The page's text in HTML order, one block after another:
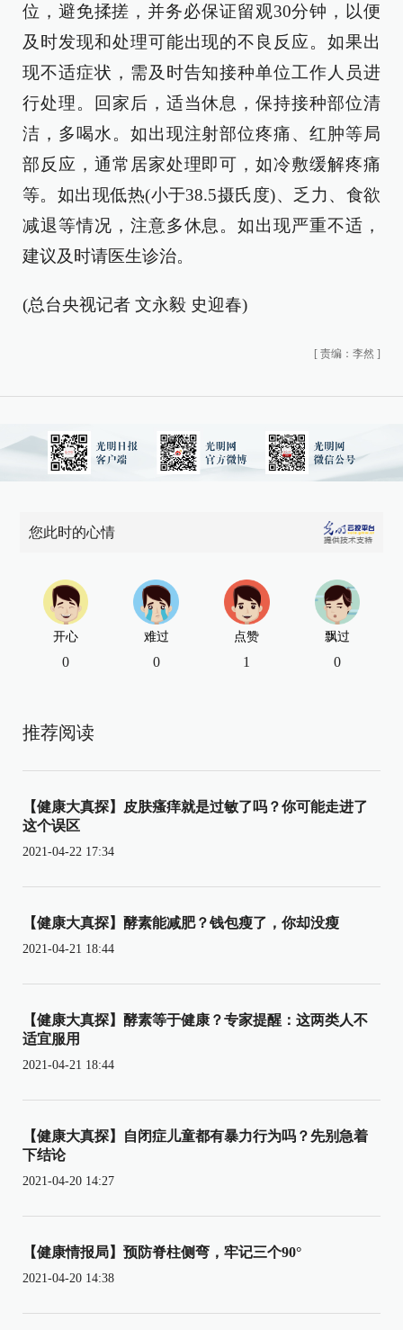
位，避免揉搓，并务必保证留观30分钟，以便
及时发现和处理可能出现的不良反应。如果出
现不适症状，需及时告知接种单位工作人员进
行处理。回家后，适当休息，保持接种部位清
洁，多喝水。如出现注射部位疼痛、红肿等局
部反应，通常居家处理即可，如冷敷缓解疼痛
等。如出现低热(小于38.5摄氏度)、乏力、食欲
减退等情况，注意多休息。如出现严重不适，
建议及时请医生诊治。
(总台央视记者 文永毅 史迎春)
[ 责编：李然 ]
您此时的心情
开心
0
难过
0
点赞
1
飘过
0
推荐阅读
【健康大真探】皮肤瘙痒就是过敏了吗？你可能走进了
这个误区
2021-04-22 17:34
【健康大真探】酵素能减肥？钱包瘦了，你却没瘦
2021-04-21 18:44
【健康大真探】酵素等于健康？专家提醒：这两类人不
适宜服用
2021-04-21 18:44
【健康大真探】自闭症儿童都有暴力行为吗？先别急着
下结论
2021-04-20 14:27
【健康情报局】预防脊柱侧弯，牢记三个90°
2021-04-20 14:38